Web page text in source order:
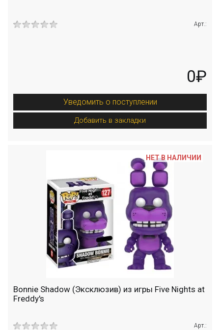
Арт.:
0₽
Уведомить о поступлении
Добавить в закладки
Bonnie Shadow (Эксклюзив) из игры Five Nights at
Freddy's
Арт.:
НЕТ В НАЛИЧИИ